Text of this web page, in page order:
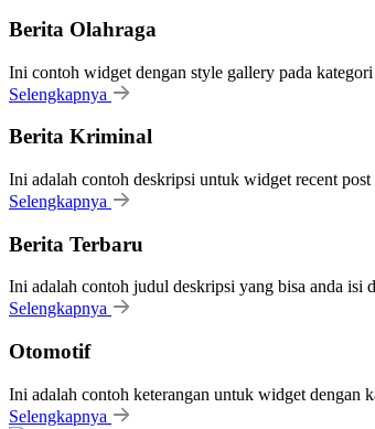
Berita Olahraga
Ini contoh widget dengan style gallery pada
Selengkapnya
Berita Kriminal
Ini adalah contoh deskripsi untuk widget recent
Selengkapnya
Berita Terbaru
Ini adalah contoh judul deskripsi yang bisa anda isi
Selengkapnya
Otomotif
Ini adalah contoh keterangan untuk widget dengan
Selengkapnya